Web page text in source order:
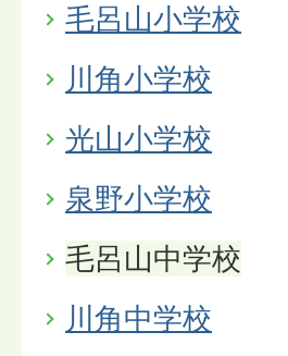
毛呂山小学校
川角小学校
光山小学校
泉野小学校
毛呂山中学校
川角中学校